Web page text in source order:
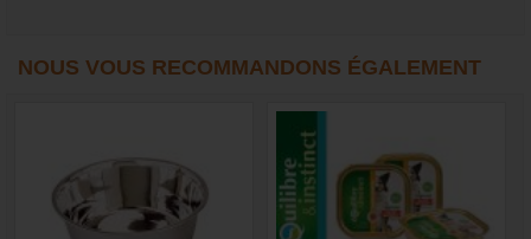
NOUS VOUS RECOMMANDONS ÉGALEMENT